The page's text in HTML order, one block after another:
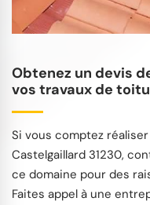
Obtenez un devis
vos travaux de
Si vous comptez
Castelgaillard 31230,
ce domaine pour des
Faites appel à une